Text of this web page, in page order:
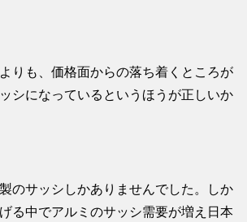
りも、価格面からの落ち着くところが
シになっているというほうが正しいか
のサッシしかありませんでした。しか
る中でアルミのサッシ需要が増え日本